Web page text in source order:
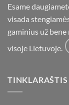
Esame
visada
gaminius už
visoje Lietuvoje.
TINKLARAŠTIS